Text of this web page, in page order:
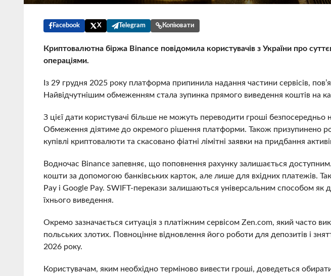
Facebook X Telegram Копіювати
Криптовалютна біржа Binance повідомила користувачів з України про
операціями.
Із 29 грудня 2025 року платформа припинила надання частини сервісів,
Найвідчутнішим обмеженням стала зупинка прямого виведення коштів на
З цієї дати користувачі більше не можуть переводити гроші безпосередньо
Обмеження діятиме до окремого рішення платформи. Також призупинено
купівлі криптовалюти та скасовано фіатні лімітні заявки на придбання
Водночас Binance запевняє, що поповнення рахунку залишається
кошти за допомогою банківських карток, але лише для вхідних платежів.
Pay і Google Pay. SWIFT-перекази залишаються універсальним способом як
їхнього виведення.
Окремо зазначається ситуація з платіжним сервісом Zen.com, який часто
польських злотих. Повноцінне відновлення його роботи для депозитів і
2026 року.
Користувачам, яким необхідно терміново вивести гроші, доведеться